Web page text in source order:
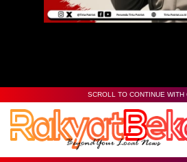
SCROLL TO CONTINUE WITH